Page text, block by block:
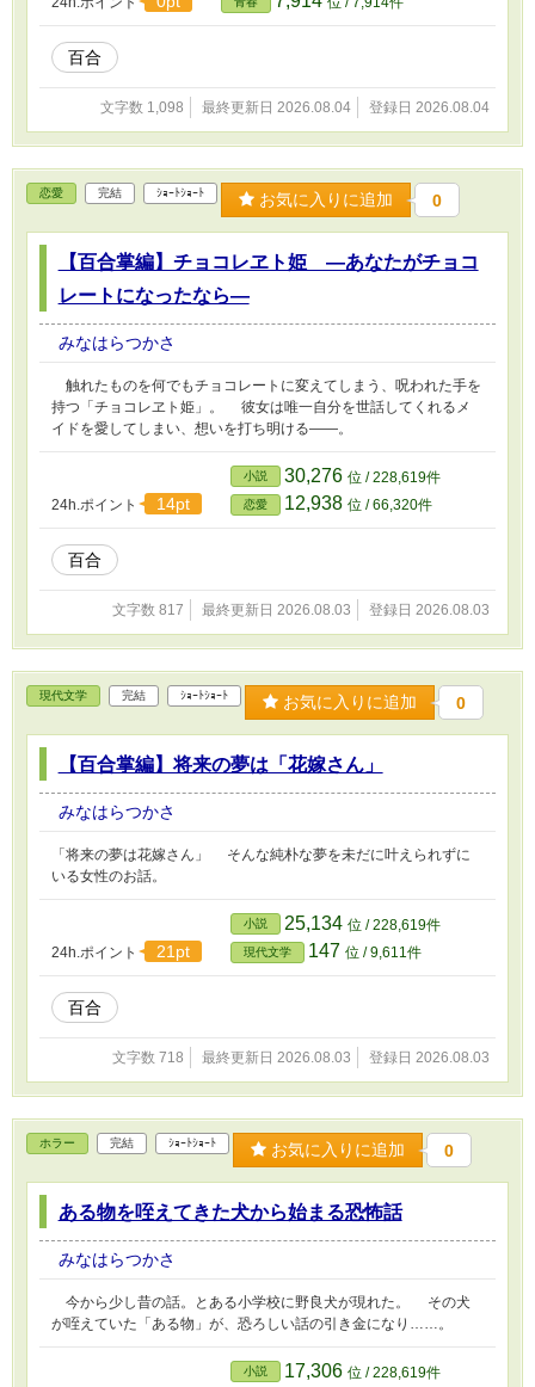
百合
文字数 1,098 最終更新日 2026.08.04 登録日 2026.08.04
恋愛 完結 ｼｮｰﾄｼｮｰﾄ お気に入りに追加 0
【百合掌編】チョコレヱト姫 ―あなたがチョコ
レートになったなら―
みなはらつかさ
触れたものを何でもチョコレートに変えてしまう、呪われた手を
持つ「チョコレヱト姫」。 彼女は唯一自分を世話してくれるメ
イドを愛してしまい、想いを打ち明ける――。
24h.ポイント 14pt
小説 30,276 位 / 228,619件
恋愛 12,938 位 / 66,320件
百合
文字数 817 最終更新日 2026.08.03 登録日 2026.08.03
現代文学 完結 ｼｮｰﾄｼｮｰﾄ お気に入りに追加 0
【百合掌編】将来の夢は「花嫁さん」
みなはらつかさ
「将来の夢は花嫁さん」 そんな純朴な夢を未だに叶えられずに
いる女性のお話。
24h.ポイント 21pt
小説 25,134 位 / 228,619件
現代文学 147 位 / 9,611件
百合
文字数 718 最終更新日 2026.08.03 登録日 2026.08.03
ホラー 完結 ｼｮｰﾄｼｮｰﾄ お気に入りに追加 0
ある物を咥えてきた犬から始まる恐怖話
みなはらつかさ
今から少し昔の話。とある小学校に野良犬が現れた。 その犬
が咥えていた「ある物」が、恐ろしい話の引き金になり……。
小説 17,306 位 / 228,619件